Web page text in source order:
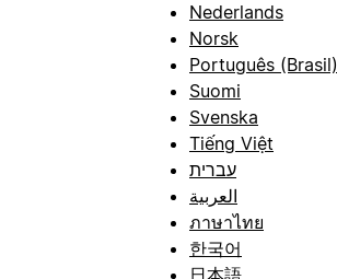
Nederlands
Norsk
Português (Brasil)
Suomi
Svenska
Tiếng Việt
עברית
العربية
ภาษาไทย
한국어